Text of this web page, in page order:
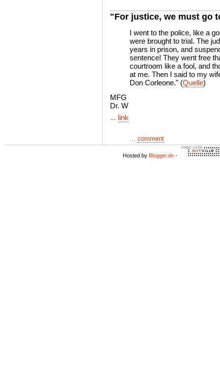
"For justice, we must go
I went to the police, like a
were brought to trial. The
years in prison, and
sentence! They went free
courtroom like a fool, and
at me. Then I said to my
Don Corleone." (Quelle)
MFG
Dr. W
... link
... comment
Hosted by Blogger.de -